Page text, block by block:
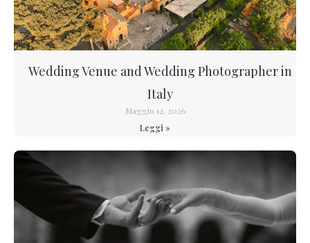
Wedding Venue and Wedding Photographer in
Italy
Maggio 12, 2026
Leggi »